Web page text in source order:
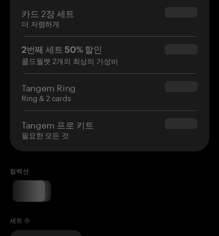
카드 2장 세트
더 저렴하게
$54.90
2번째 세트 50% 할인
콜드월렛 2개의 최상의 가성비
$34.95
Tangem Ring
Ring & 2 cards
$160.00
Tangem 프로 키트
필요한 모든 것
$180.00
컬렉션
세트 수